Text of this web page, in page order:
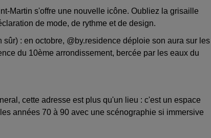
Martin s'offre une nouvelle icône. Oubliez la grisaille
de mode, de rythme et de design.
: en octobre, @by.residence déploie son aura sur les
du 10ème arrondissement, bercée par les eaux du
cette adresse est plus qu'un lieu : c'est un espace
années 70 à 90 avec une scénographie si immersive